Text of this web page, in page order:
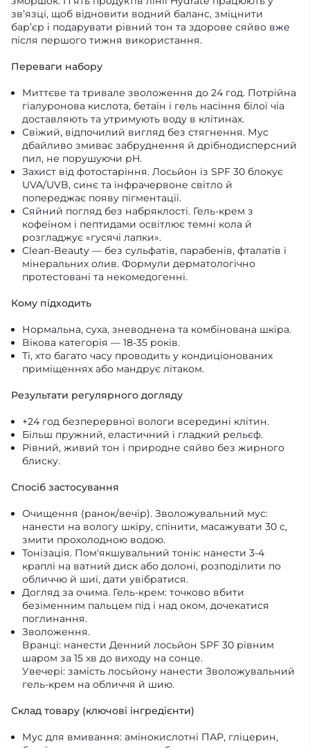
зв’язці, щоб відновити водний баланс, зміцнити
бар’єр і подарувати рівний тон та здорове сяйво вже
після першого тижня використання.
Переваги набору
Миттєве та тривале зволоження до 24 год. Потрійна
гіалуронова кислота, бетаїн і гель насіння білої чіа
доставляють та утримують воду в клітинах.
Свіжий, відпочилий вигляд без стягнення. Мус
дбайливо змиває забруднення й дрібнодисперсний
пил, не порушуючи pH.
Захист від фотостаріння. Лосьйон із SPF 30 блокує
UVA/UVB, синє та інфрачервоне світло й
попереджає появу пігментації.
Сяйний погляд без набряклості. Гель-крем з
кофеїном і пептидами освітлює темні кола й
розгладжує «гусячі лапки».
Clean-Beauty — без сульфатів, парабенів, фталатів і
мінеральних олив. Формули дерматологічно
протестовані та некомедогенні.
Кому підходить
Нормальна, суха, зневоднена та комбінована шкіра.
Вікова категорія — 18-35 років.
Ті, хто багато часу проводить у кондиціонованих
приміщеннях або мандрує літаком.
Результати регулярного догляду
+24 год безперервної вологи всередині клітин.
Більш пружний, еластичний і гладкий рельєф.
Рівний, живий тон і природне сяйво без жирного
блиску.
Спосіб застосування
Очищення (ранок/вечір). Зволожувальний мус:
нанести на вологу шкіру, спінити, масажувати 30 с,
змити прохолодною водою.
Тонізація. Пом'якшувальний тонік: нанести 3-4
краплі на ватний диск або долоні, розподілити по
обличчю й шиї, дати увібратися.
Догляд за очима. Гель-крем: точково вбити
безіменним пальцем під і над оком, дочекатися
поглинання.
Зволоження.
Вранці: нанести Денний лосьйон SPF 30 рівним
шаром за 15 хв до виходу на сонце.
Увечері: замість лосьйону нанести Зволожувальний
гель-крем на обличчя й шию.
Склад товару (ключові інгредієнти)
Мус для вмивання: амінокислотні ПАР, гліцерин,